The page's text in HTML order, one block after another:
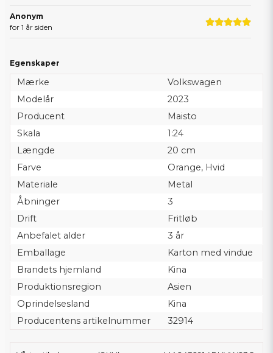
Anonym
for 1 år siden
Egenskaper
Mærke
Volkswagen
Modelår
2023
Producent
Maisto
Skala
1:24
Længde
20 cm
Farve
Orange, Hvid
Materiale
Metal
Åbninger
3
Drift
Fritløb
Anbefalet alder
3 år
Emballage
Karton med vindue
Brandets hjemland
Kina
Produktionsregion
Asien
Oprindelsesland
Kina
Producentens artikelnummer
32914